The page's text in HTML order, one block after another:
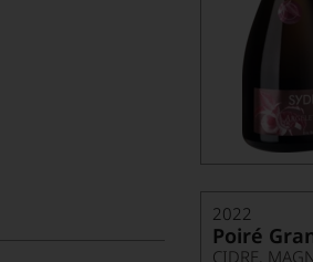
2022
Poiré
CIDRE,